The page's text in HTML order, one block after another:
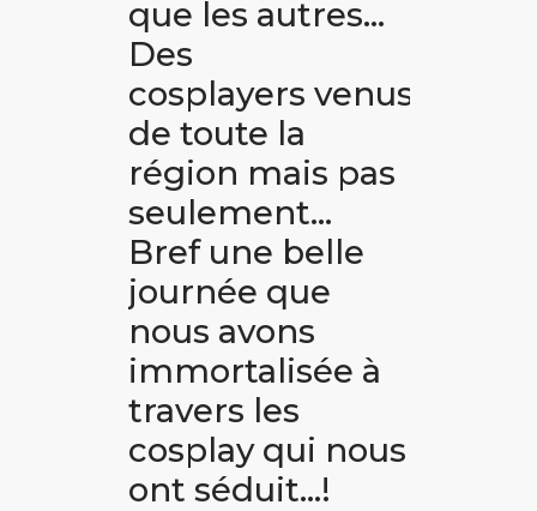
que les autres…
Des
cosplayers venus
de toute la
région mais pas
seulement…
Bref une belle
journée que
nous avons
immortalisée à
travers les
cosplay qui nous
ont séduit…!